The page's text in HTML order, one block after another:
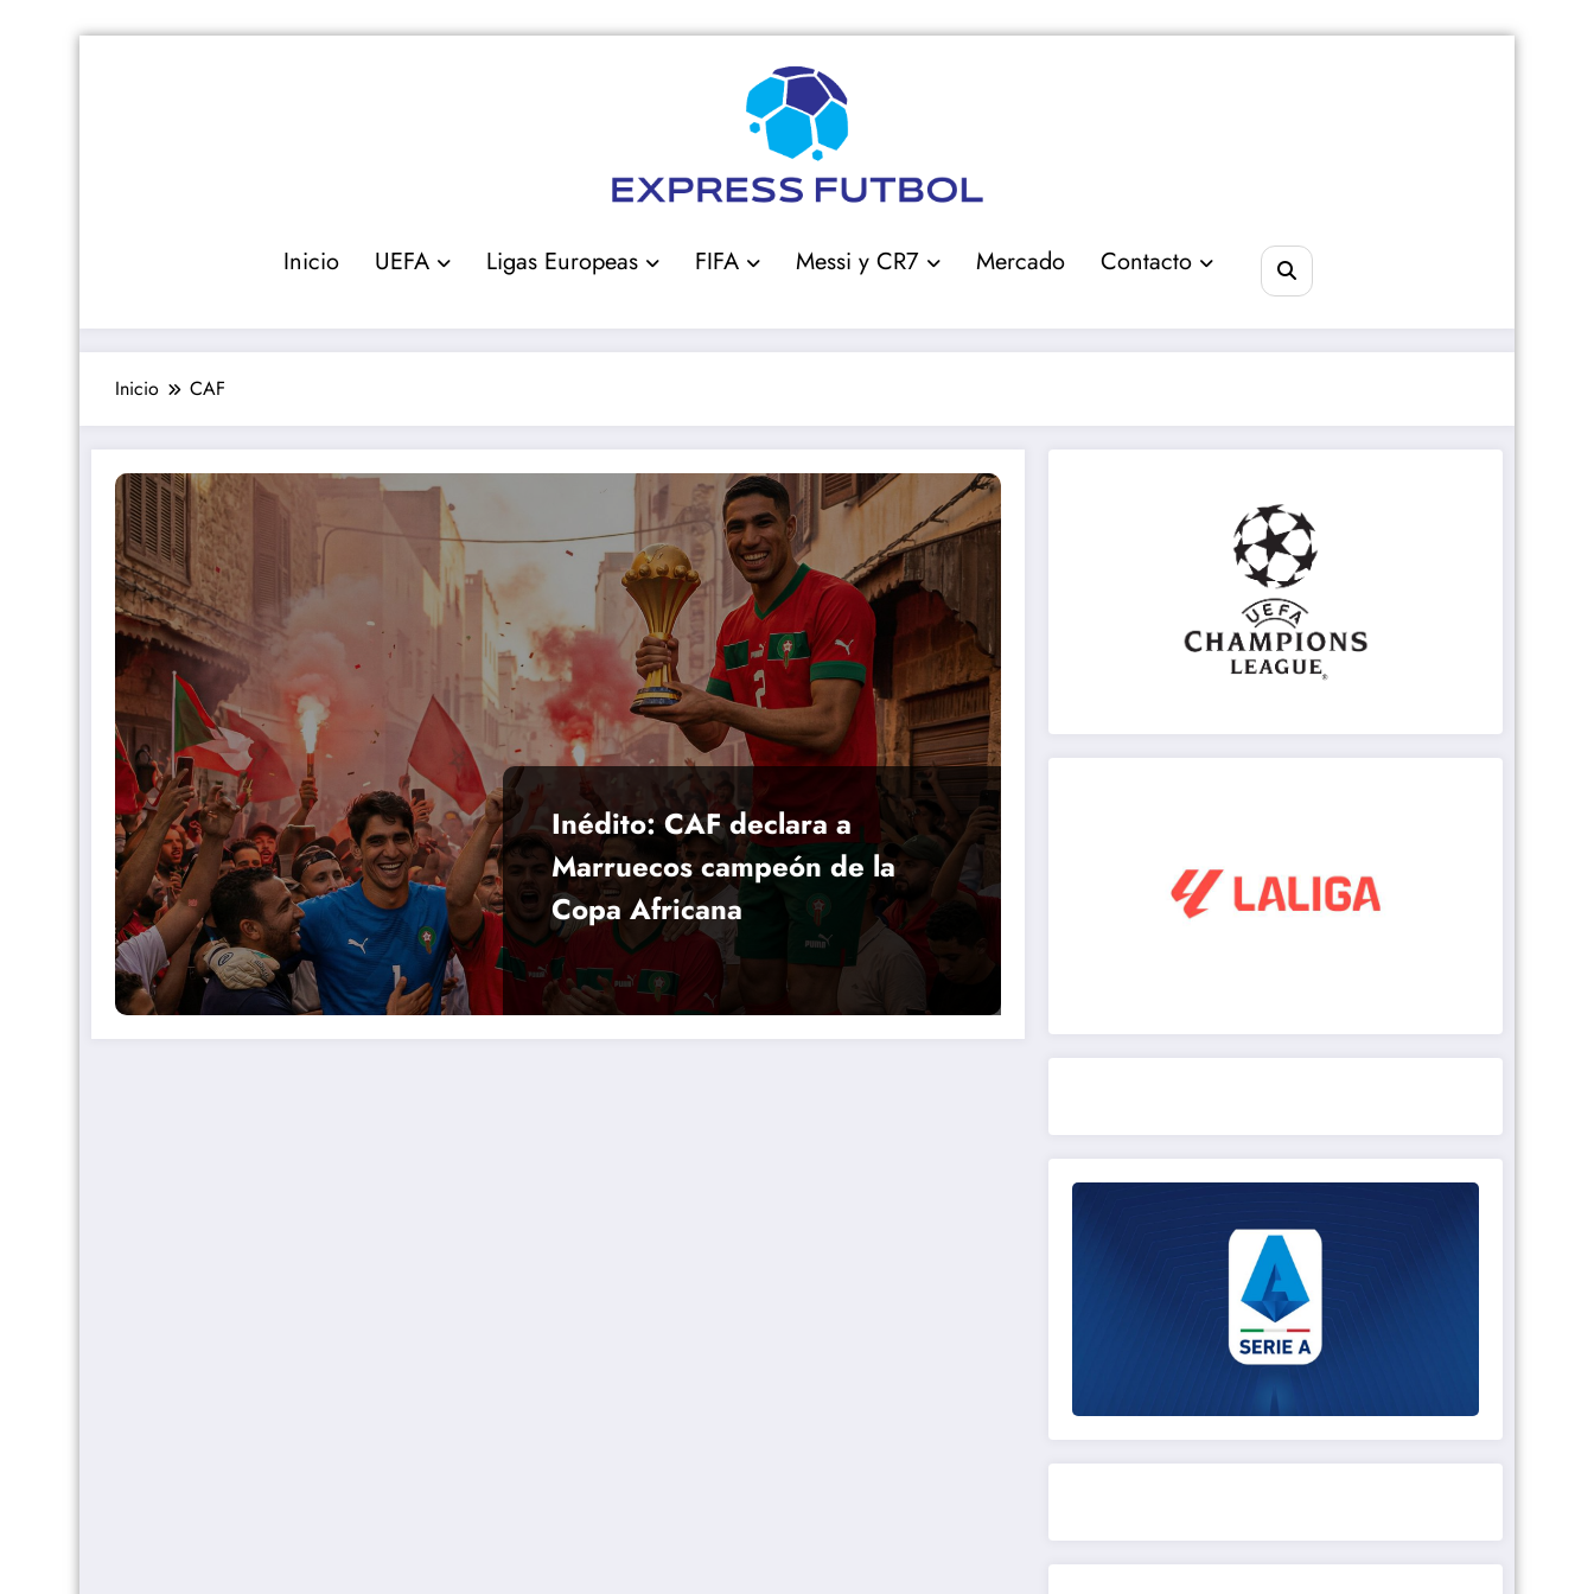
Inicio UEFA Ligas Europeas FIFA Messi y CR7 Mercado Contacto
Inicio CAF
Inédito: CAF declara a
Marruecos campeón de la
Copa Africana